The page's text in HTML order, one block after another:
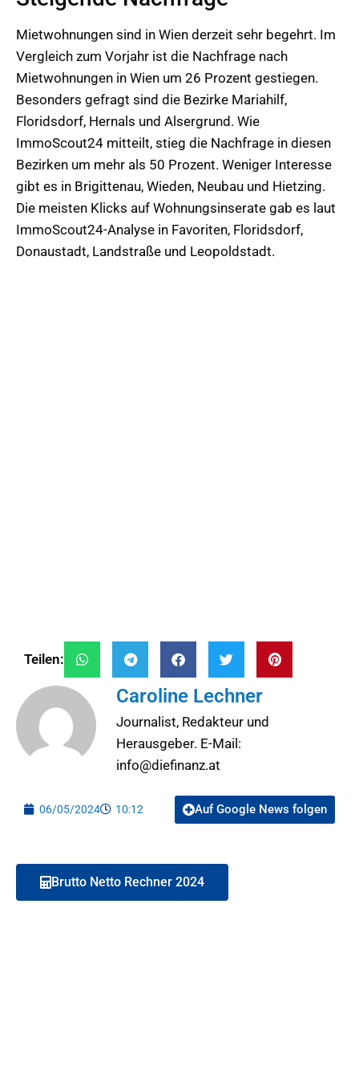
Mietwohnungen sind in Wien derzeit sehr begehrt. Im
Vergleich zum Vorjahr ist die Nachfrage nach
Mietwohnungen in Wien um 26 Prozent gestiegen.
Besonders gefragt sind die Bezirke Mariahilf,
Floridsdorf, Hernals und Alsergrund. Wie
ImmoScout24 mitteilt, stieg die Nachfrage in diesen
Bezirken um mehr als 50 Prozent. Weniger Interesse
gibt es in Brigittenau, Wieden, Neubau und Hietzing.
Die meisten Klicks auf Wohnungsinserate gab es laut
ImmoScout24-Analyse in Favoriten, Floridsdorf,
Donaustadt, Landstraße und Leopoldstadt.
Teilen:
Caroline Lechner
Journalist, Redakteur und
Herausgeber. E-Mail:
info@diefinanz.at
06/05/2024 10:12 Auf Google News folgen
Brutto Netto Rechner 2024